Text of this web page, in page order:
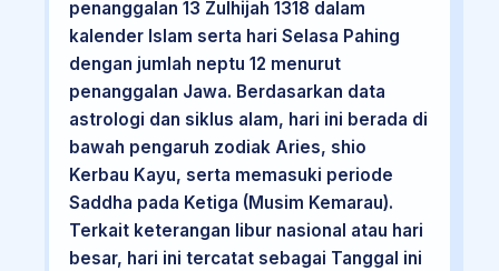
penanggalan 13 Zulhijah 1318 dalam
kalender Islam serta hari Selasa Pahing
dengan jumlah neptu 12 menurut
penanggalan Jawa. Berdasarkan data
astrologi dan siklus alam, hari ini berada di
bawah pengaruh zodiak Aries, shio
Kerbau Kayu, serta memasuki periode
Saddha pada Ketiga (Musim Kemarau).
Terkait keterangan libur nasional atau hari
besar, hari ini tercatat sebagai Tanggal ini